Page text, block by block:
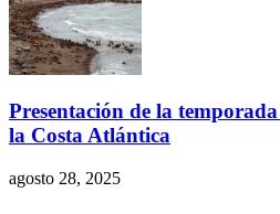
Presentación de la
la Costa Atlántica
agosto 28, 2025